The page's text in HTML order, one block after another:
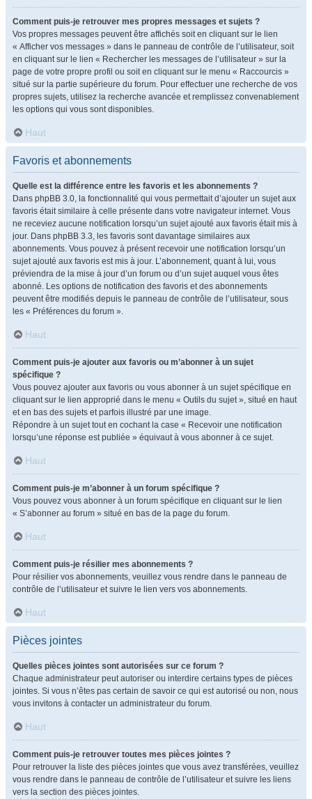
Comment puis-je retrouver mes propres messages et sujets ?
Vos propres messages peuvent être affichés soit en cliquant sur le lien
« Afficher vos messages » dans le panneau de contrôle de l’utilisateur, soit
en cliquant sur le lien « Rechercher les messages de l’utilisateur » sur la
page de votre propre profil ou soit en cliquant sur le menu « Raccourcis »
situé sur la partie supérieure du forum. Pour effectuer une recherche de vos
propres sujets, utilisez la recherche avancée et remplissez convenablement
les options qui vous sont disponibles.
Haut
Favoris et abonnements
Quelle est la différence entre les favoris et les abonnements ?
Dans phpBB 3.0, la fonctionnalité qui vous permettait d’ajouter un sujet aux
favoris était similaire à celle présente dans votre navigateur internet. Vous
ne receviez aucune notification lorsqu’un sujet ajouté aux favoris était mis à
jour. Dans phpBB 3.3, les favoris sont davantage similaires aux
abonnements. Vous pouvez à présent recevoir une notification lorsqu’un
sujet ajouté aux favoris est mis à jour. L’abonnement, quant à lui, vous
préviendra de la mise à jour d’un forum ou d’un sujet auquel vous êtes
abonné. Les options de notification des favoris et des abonnements
peuvent être modifiés depuis le panneau de contrôle de l’utilisateur, sous
les « Préférences du forum ».
Haut
Comment puis-je ajouter aux favoris ou m’abonner à un sujet
spécifique ?
Vous pouvez ajouter aux favoris ou vous abonner à un sujet spécifique en
cliquant sur le lien approprié dans le menu « Outils du sujet », situé en haut
et en bas des sujets et parfois illustré par une image.
Répondre à un sujet tout en cochant la case « Recevoir une notification
lorsqu’une réponse est publiée » équivaut à vous abonner à ce sujet.
Haut
Comment puis-je m’abonner à un forum spécifique ?
Vous pouvez vous abonner à un forum spécifique en cliquant sur le lien
« S’abonner au forum » situé en bas de la page du forum.
Haut
Comment puis-je résilier mes abonnements ?
Pour résilier vos abonnements, veuillez vous rendre dans le panneau de
contrôle de l’utilisateur et suivre le lien vers vos abonnements.
Haut
Pièces jointes
Quelles pièces jointes sont autorisées sur ce forum ?
Chaque administrateur peut autoriser ou interdire certains types de pièces
jointes. Si vous n’êtes pas certain de savoir ce qui est autorisé ou non, nous
vous invitons à contacter un administrateur du forum.
Haut
Comment puis-je retrouver toutes mes pièces jointes ?
Pour retrouver la liste des pièces jointes que vous avez transférées, veuillez
vous rendre dans le panneau de contrôle de l’utilisateur et suivre les liens
vers la section des pièces jointes.